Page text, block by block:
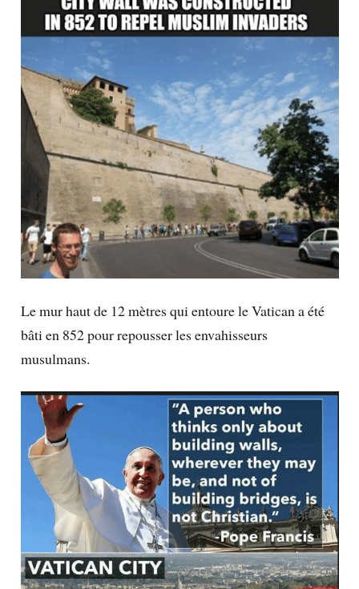
Le mur haut de 12 mètres qui entoure le Vatican a été
bâti en 852 pour repousser les envahisseurs
musulmans.